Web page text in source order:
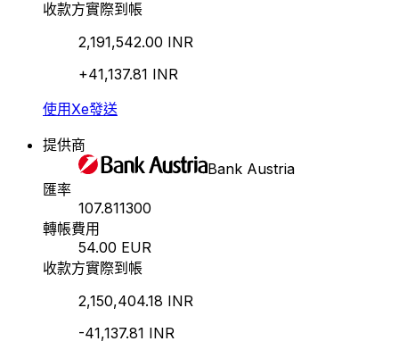
收款方實際到帳
2,191,542.00 INR
+41,137.81 INR
使用Xe發送
提供商
Bank Austria
匯率
107.811300
轉帳費用
54.00 EUR
收款方實際到帳
2,150,404.18 INR
-41,137.81 INR